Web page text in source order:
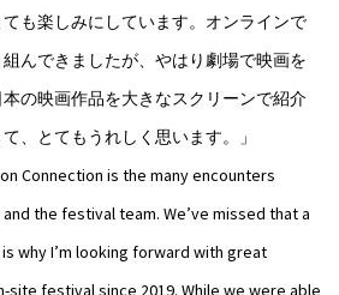
も楽しみにしています。オンラインで
んできましたが、やはり劇場で映画を
の映画作品を大きなスクリーンで紹介
、とてもうれしく思います。」
Connection is the many encounters
the festival team. We’ve missed that a
why I’m looking forward with great
festival since 2019. While we were able